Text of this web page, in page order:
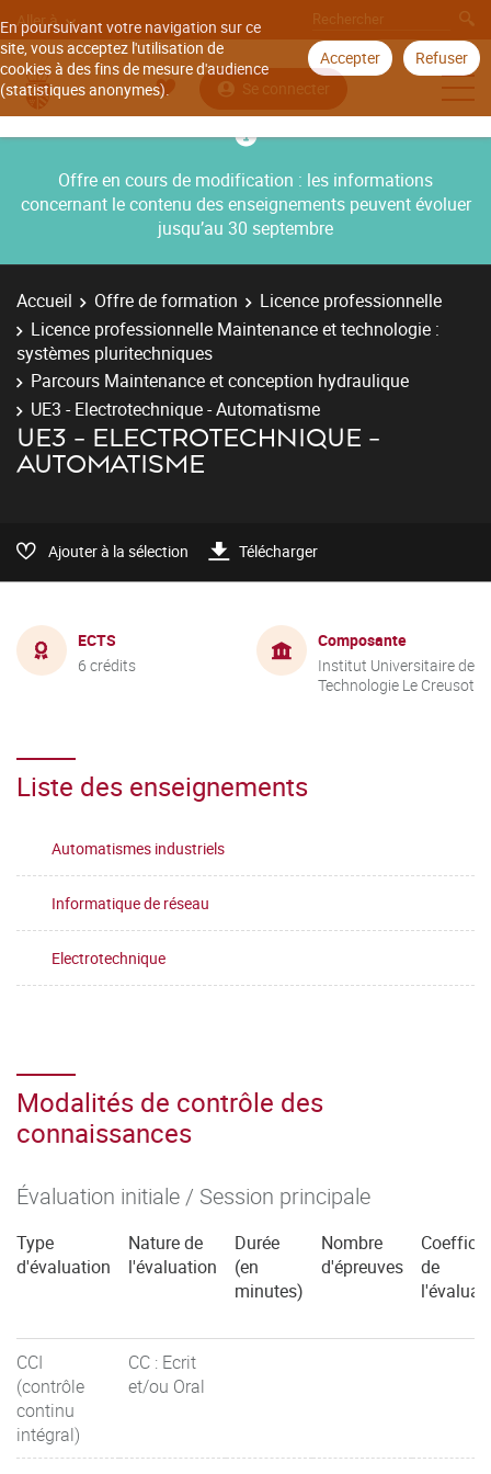
En poursuivant votre navigation sur ce
site, vous acceptez l'utilisation de
cookies à des fins de mesure d'audience
(statistiques anonymes).
Accepter Refuser
Aller à
Se connecter
Offre en cours de modification : les informations
concernant le contenu des enseignements peuvent évoluer
jusqu’au 30 septembre
Accueil Offre de formation
Licence professionnelle
Licence professionnelle Maintenance et technologie :
systèmes pluritechniques
Parcours Maintenance et conception hydraulique
UE3 - Electrotechnique - Automatisme
UE3 - ELECTROTECHNIQUE -
AUTOMATISME
Ajouter à la sélection Télécharger
ECTS
6 crédits
Composante
Institut Universitaire de
Technologie Le Creusot
Liste des enseignements
Automatismes industriels
Informatique de réseau
Electrotechnique
Modalités de contrôle des
connaissances
Évaluation initiale / Session principale
Type
d'évaluation
Nature de
l'évaluation
Durée
(en
minutes)
Nombre
d'épreuves
de
CCI
(contrôle
continu
intégral)
CC : Ecrit
et/ou Oral